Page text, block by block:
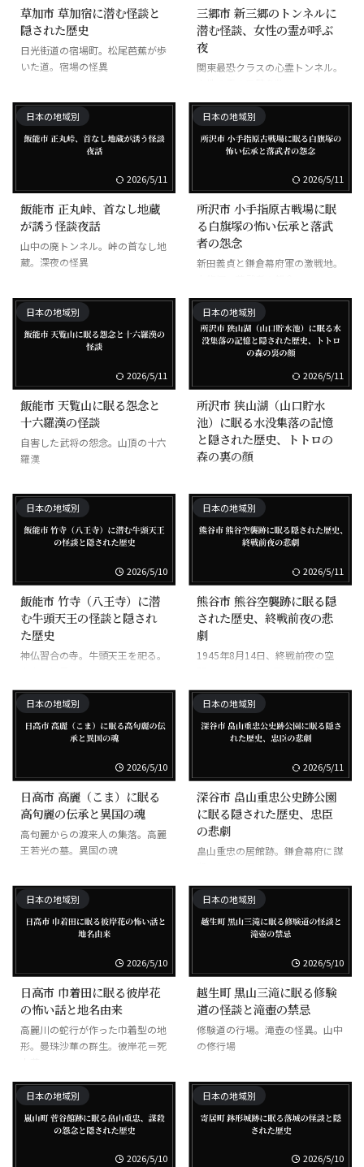
草加市 草加宿に潜む怪談と
隠された歴史
日光街道の宿場町。松尾芭蕉が歩
いた道。宿場の怪異
三郷市 新三郷のトンネルに
潜む怪談、女性の霊が呼ぶ
夜
関東最恐クラスの心霊トンネル。
日本の地域別
2026/5/11
飯能市 正丸峠、首なし地蔵
が誘う怪談夜話
山中の廃トンネル。峠の首なし地
蔵。深夜の怪異
日本の地域別
2026/5/11
所沢市 小手指原古戦場に眠
る白旗塚の怖い伝承と落武
者の怨念
新田義貞と鎌倉幕府軍の激戦地。
日本の地域別
2026/5/11
飯能市 天覧山に眠る怨念と
十六羅漢の怪談
自害した武将の怨念。山頂の十六
羅漢
日本の地域別
2026/5/11
所沢市 狭山湖（山口貯水
池）に眠る水没集落の記憶
と隠された歴史、トトロの
森の裏の顔
の裏の顔
日本の地域別
2026/5/10
飯能市 竹寺（八王寺）に潜
む牛頭天王の怪談と隠され
た歴史
神仏習合の寺。牛頭天王を祀る。
日本の地域別
2026/5/11
熊谷市 熊谷空襲跡に眠る隠
された歴史、終戦前夜の悲
劇
1945年8月14日、終戦前夜の空
劇
日本の地域別
2026/5/10
日高市 高麗（こま）に眠る
高句麗の伝承と異国の魂
高句麗からの渡来人の集落。高麗
王若光の墓。異国の魂
日本の地域別
2026/5/11
深谷市 畠山重忠公史跡公園
に眠る隠された歴史、忠臣
の悲劇
畠山重忠の居館跡。鎌倉幕府に謀
日本の地域別
2026/5/10
日高市 巾着田に眠る彼岸花
の怖い話と地名由来
高麗川の蛇行が作った巾着型の地
形。曼珠沙華の群生。彼岸花＝死
日本の地域別
2026/5/10
越生町 黒山三滝に眠る修験
道の怪談と滝壺の禁忌
修験道の行場。滝壺の怪異。山中
の修行場
日本の地域別
2026/5/10
日本の地域別
2026/5/10